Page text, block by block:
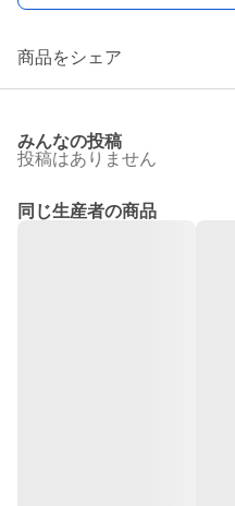
商品をシェア
みんなの投稿
投稿はありません
同じ生産者の商品